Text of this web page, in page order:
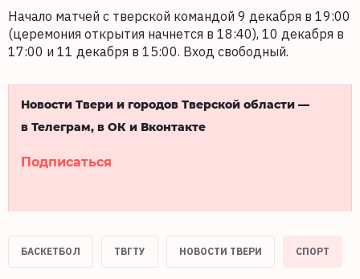
Начало матчей с тверской командой 9 декабря в 19:00
(церемония открытия начнется в 18:40), 10 декабря в
17:00 и 11 декабря в 15:00. Вход свободный.
Новости Твери и городов Тверской области —
в Телеграм, в ОК и Вконтакте
Подписаться
БАСКЕТБОЛ ТВГТУ НОВОСТИ ТВЕРИ СПОРТ